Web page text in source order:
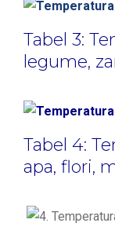
Tabel 3:
legume,
Tabel 4:
apa, flori,